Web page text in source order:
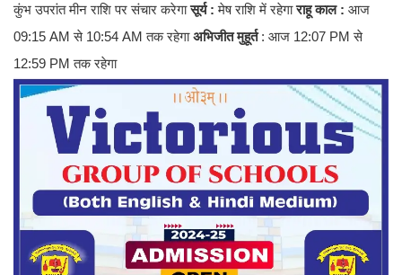
कुंभ उपरांत मीन राशि पर संचार करेगासूर्य : मेष राशि में रहेगाराहू काल : आज
09:15 AM से 10:54 AM तक रहेगाअभिजीत मुहूर्त: आज 12:07 PM से
12:59 PM तक रहेगा